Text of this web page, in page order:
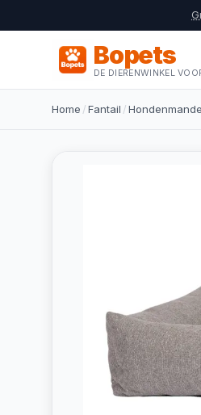
Bopets
DE DIERENWINKEL
Home /Fantail /